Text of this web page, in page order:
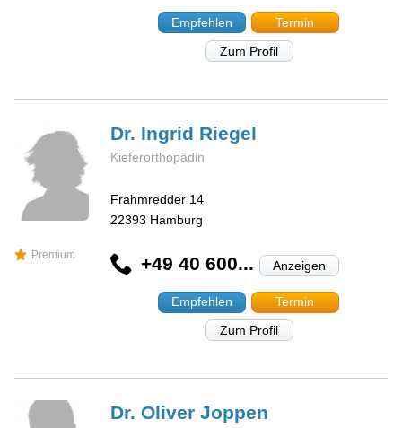
Empfehlen
Termin
Zum Profil
Premium
Dr. Ingrid Riegel
Kieferorthopädin
Frahmredder 14
22393 Hamburg
+49 40 600... Anzeigen
Empfehlen
Termin
Zum Profil
Dr. OliverJoppen